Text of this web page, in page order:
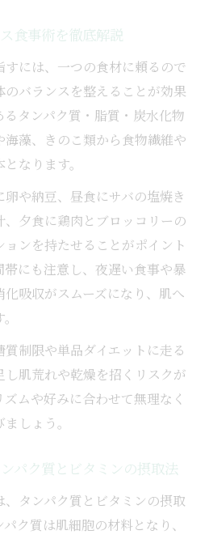
食事術を徹底解説
には、一つの食材に頼るので
バランスを整えることが効果
タンパク質・脂質・炭水化物
藻、きのこ類から食物繊維や
なります。
や納豆、昼食にサバの塩焼き
夕食に鶏肉とブロッコリーの
ンを持たせることがポイント
にも注意し、夜遅い食事や暴
吸収がスムーズになり、肌へ
制限や単品ダイエットに走る
し肌荒れや乾燥を招くリスクが
ムや好みに合わせて無理なく
しょう。
パク質とビタミンの摂取法
タンパク質とビタミンの摂取
ク質は肌細胞の材料となり、